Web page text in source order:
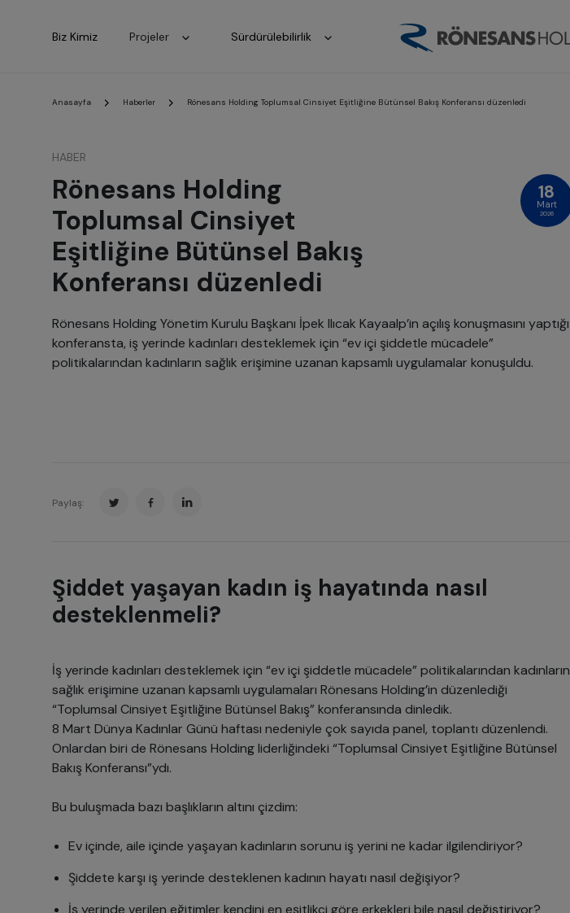
Biz Kimiz Projeler Sürdürülebilirlik
Anasayfa Haberler Rönesans Holding Toplumsal Cinsiyet Eşitliğine Bütünsel Bakış Konferansı düzenledi
HABER
Rönesans Holding
Toplumsal Cinsiyet
Eşitliğine Bütünsel Bakış
Konferansı düzenledi
18
Mart
2026
Rönesans Holding Yönetim Kurulu Başkanı İpek Ilıcak Kayaalp’in açılış konuşmasını yaptığı
konferansta, iş yerinde kadınları desteklemek için “ev içi şiddetle mücadele”
politikalarından kadınların sağlık erişimine uzanan kapsamlı uygulamalar konuşuldu.
Paylaş:
Şiddet yaşayan kadın iş hayatında nasıl
desteklenmeli?
İş yerinde kadınları desteklemek için “ev içi şiddetle mücadele” politikalarından kadınların
sağlık erişimine uzanan kapsamlı uygulamaları Rönesans Holding’in düzenlediği
“Toplumsal Cinsiyet Eşitliğine Bütünsel Bakış” konferansında dinledik.
8 Mart Dünya Kadınlar Günü haftası nedeniyle çok sayıda panel, toplantı düzenlendi.
Onlardan biri de Rönesans Holding liderliğindeki “Toplumsal Cinsiyet Eşitliğine Bütünsel
Bakış Konferansı”ydı.
Bu buluşmada bazı başlıkların altını çizdim:
Ev içinde, aile içinde yaşayan kadınların sorunu iş yerini ne kadar ilgilendiriyor?
Şiddete karşı iş yerinde desteklenen kadının hayatı nasıl değişiyor?
İş yerinde verilen eğitimler kendini en eşitlikçi göre erkekleri bile nasıl değiştiriyor?